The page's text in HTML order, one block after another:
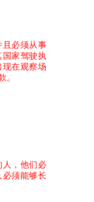
且必须从事
家驾驶执
现在观察场
。
人，他们必
须能够长